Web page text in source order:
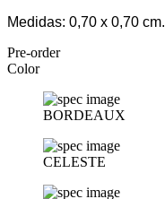
Medidas: 0,70 x 0,70 cm.
Pre-order
Color
BORDEAUX
CELESTE